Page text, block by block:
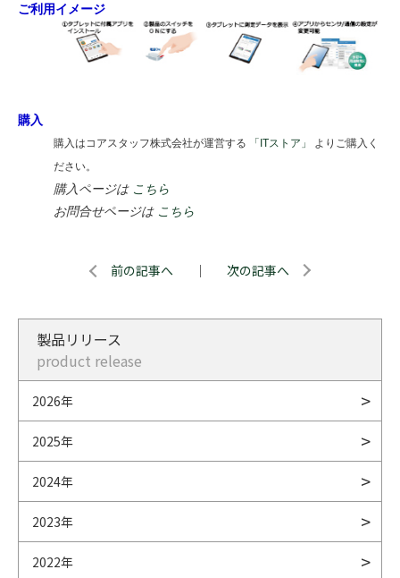
ご利用イメージ
購入
購入はコアスタッフ株式会社が運営する 「ITストア」
よりご購入く
ださい。
購入ページは こちら
お問合せページは こちら
前の記事へ ｜ 次の記事へ
製品リリース
product release
2026年
2025年
2024年
2023年
2022年